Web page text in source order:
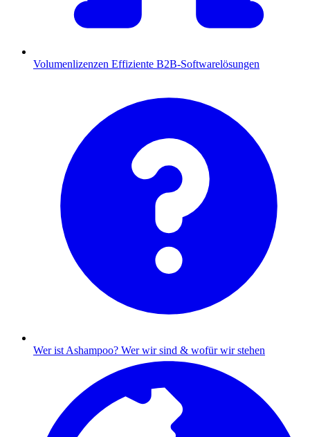
Volumenlizenzen Effiziente B2B-Softwarelösungen
Wer ist Ashampoo? Wer wir sind & wofür wir stehen